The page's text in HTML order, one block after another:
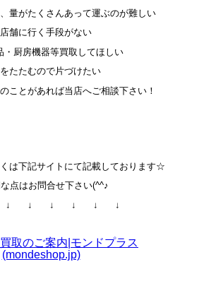
量がたくさんあって運ぶのが難しい
店舗に行く手段がない
・厨房機器等買取してほしい
をたたむので片づけたい
ことがあれば当店へご相談下さい！
は下記サイトにて記載しております☆
点はお問合せ下さい(^^♪
↓ ↓ ↓ ↓ ↓ ↓
取のご案内|モンドプラス
(mondeshop.jp)